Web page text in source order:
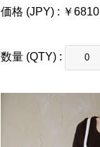
価格 (JPY) : ￥6810
数量 (QTY) :